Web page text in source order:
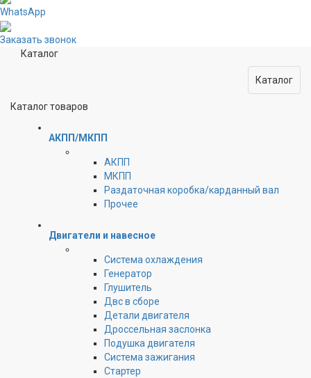
WhatsApp
Заказать звонок
Каталог
Каталог
Каталог товаров
АКПП/МКПП
АКПП
МКПП
Раздаточная коробка/карданный вал
Прочее
Двигатели и навесное
Cистема охлаждения
Генератор
Глушитель
Двс в сборе
Детали двигателя
Дроссельная заслонка
Подушка двигателя
Система зажигания
Стартер